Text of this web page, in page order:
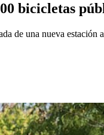
bicicletas
de una nueva